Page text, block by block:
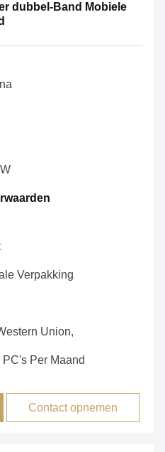
dubbel-Band Mobiele
Verpakking
Union,
PC's Per Maand
Contact opnemen